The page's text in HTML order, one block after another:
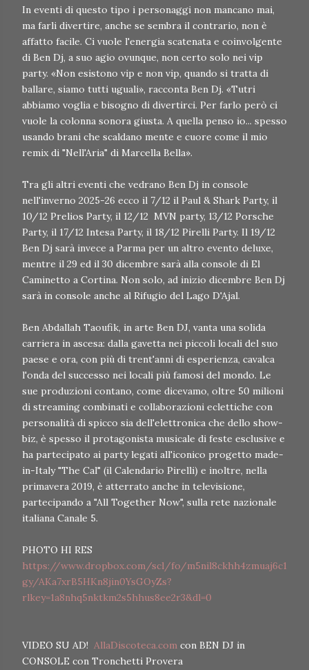
In eventi di questo tipo i personaggi non mancano mai,
ma farli divertire, anche se sembra il contrario, non è
affatto facile. Ci vuole l'energia scatenata e coinvolgente
di Ben Dj, a suo agio ovunque, non certo solo nei vip
party. «Non esistono vip e non vip, quando si tratta di
ballare, siamo tutti uguali», racconta Ben Dj. «Tutri
abbiamo voglia e bisogno di divertirci. Per farlo però ci
vuole la colonna sonora giusta. A quella penso io... spesso
usando brani che scaldano mente e cuore come il mio
remix di "Nell'Aria" di Marcella Bella».
Tra gli altri eventi che vedrano Ben Dj in console
nell'inverno 2025-26 ecco il 7/12 il Paul & Shark Party, il
10/12 Prelios Party, il 12/12 MVN party, 13/12 Porsche
Party, il 17/12 Intesa Party, il 18/12 Pirelli Party. Il 19/12
Ben Dj sarà invece a Parma per un altro evento deluxe,
mentre il 29 ed il 30 dicembre sarà alla console di El
Caminetto a Cortina. Non solo, ad inizio dicembre Ben Dj
sarà in console anche al Rifugio del Lago D'Ajal.
Ben Abdallah Taoufik, in arte Ben DJ, vanta una solida
carriera in ascesa: dalla gavetta nei piccoli locali del suo
paese e ora, con più di trent'anni di esperienza, cavalca
l'onda del successo nei locali più famosi del mondo. Le
sue produzioni contano, come dicevamo, oltre 50 milioni
di streaming combinati e collaborazioni eclettiche con
personalità di spicco sia dell'elettronica che dello show-
biz, è spesso il protagonista musicale di feste esclusive e
ha partecipato ai party legati all'iconico progetto made-
in-Italy "The Cal" (il Calendario Pirelli) e inoltre, nella
primavera 2019, è atterrato anche in televisione,
partecipando a "All Together Now", sulla rete nazionale
italiana Canale 5.
PHOTO HI RES
https://www.dropbox.com/scl/fo/m5nil8ckhh4zmuaj6c1
gy/AKa7xrB5HKn8jin0YsGOyZs?
rlkey=1a8nhq5nktkm2s5hhus8ee2r3&dl=0
VIDEO SU AD! AllaDiscoteca.com con BEN DJ in
CONSOLE con Tronchetti Provera